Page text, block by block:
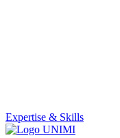
Expertise & Skills